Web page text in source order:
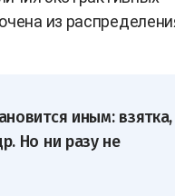
из
иным: взятка,
Но ни разу не